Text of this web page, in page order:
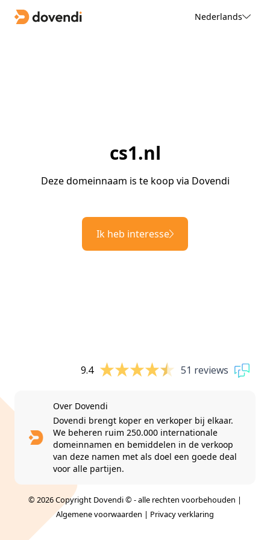
Nederlands
cs1.nl
Deze domeinnaam is te koop via Dovendi
Ik heb interesse
9.4 51 reviews
Over Dovendi
Dovendi brengt koper en verkoper bij elkaar.
We beheren ruim 250.000 internationale
domeinnamen en bemiddelen in de verkoop
van deze namen met als doel een goede deal
voor alle partijen.
© 2026 Copyright Dovendi © - alle rechten voorbehouden |
Algemene voorwaarden | Privacy verklaring